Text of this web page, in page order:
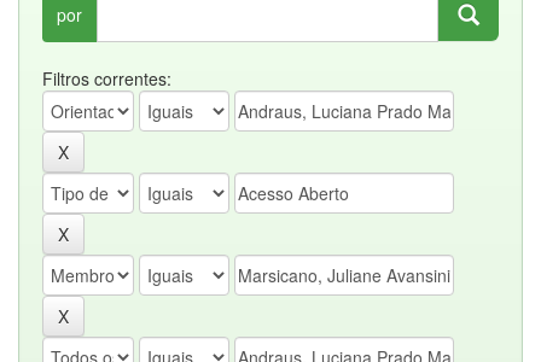
por
Filtros correntes: